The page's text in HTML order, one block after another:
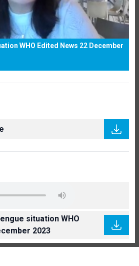
WHO Edited News 22 December
situation WHO
2023